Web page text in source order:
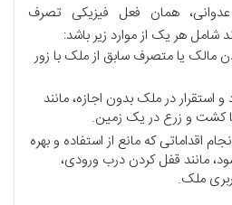
همان فعل فیزیکی تصرف
شامل هر یک از موارد زیر باشد:
مالک یا متصرف سابق از ملک با زور
و استقرار در ملک بدون اجازه، مانند
کشت و زرع در یک زمین.
اقداماتی که مانع از استفاده و بهره
مانند قفل کردن درب ورودی،
ملک.